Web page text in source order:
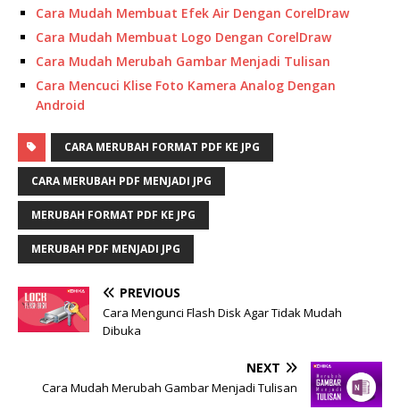
Cara Mudah Membuat Efek Air Dengan CorelDraw
Cara Mudah Membuat Logo Dengan CorelDraw
Cara Mudah Merubah Gambar Menjadi Tulisan
Cara Mencuci Klise Foto Kamera Analog Dengan
Android
CARA MERUBAH FORMAT PDF KE JPG
CARA MERUBAH PDF MENJADI JPG
MERUBAH FORMAT PDF KE JPG
MERUBAH PDF MENJADI JPG
PREVIOUS
Cara Mengunci Flash Disk Agar Tidak Mudah
Dibuka
NEXT
Cara Mudah Merubah Gambar Menjadi Tulisan